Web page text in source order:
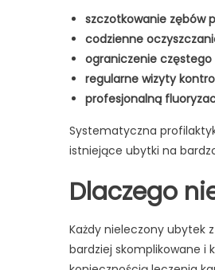
szczotkowanie zębów
codzienne
ograniczenie częstego
regularne wizyty
profesjonalną
Systematyczna
istniejące ubytki na
Dlaczego
Każdy nieleczony ubytek
bardziej skomplikowane i